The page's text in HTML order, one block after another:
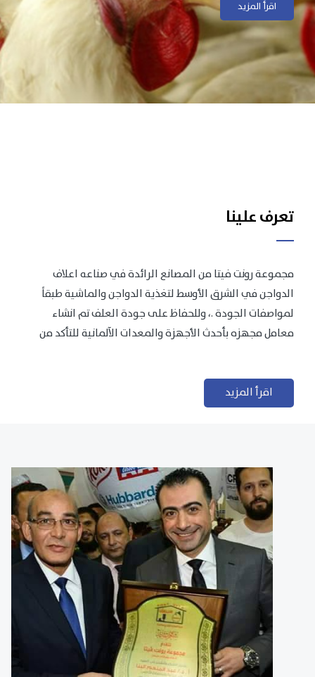
اقرأ المزيداقرأ المزيد
تعرف علينا
مجموعة رونت فيتا من المصانع الرائدة في صناعه اعلاف
الدواجن في الشرق الأوسط لتغذية الدواجن والماشية طبقاً
لمواصفات الجودة .، وللحفاظ على جودة العلف تم انشاء
معامل مجهزه بأحدث الأجهزة والمعدات الآلمانية للتأكد من
اقرأ المزيد